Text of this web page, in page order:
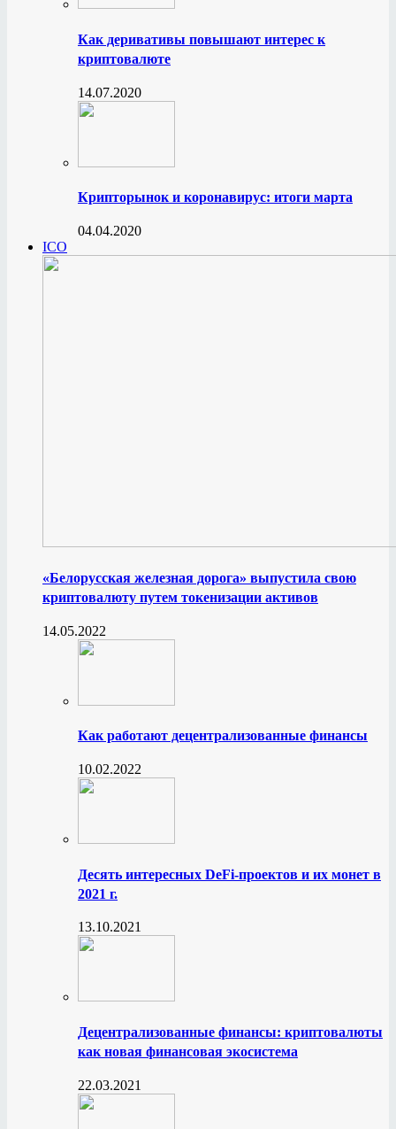
Как деривативы повышают интерес к
криптовалюте
14.07.2020
Крипторынок и коронавирус: итоги марта
04.04.2020
ICO
«Белорусская железная дорога» выпустила свою
криптовалюту путем токенизации активов
14.05.2022
Как работают децентрализованные финансы
10.02.2022
Десять интересных DeFi-проектов и их монет в
2021 г.
13.10.2021
Децентрализованные финансы: криптовалюты
как новая финансовая экосистема
22.03.2021